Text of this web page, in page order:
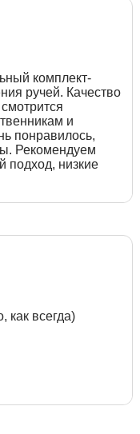
комплект-
ручей. Качество
и
понравилось,
Рекомендуем
подход, низкие
как всегда)